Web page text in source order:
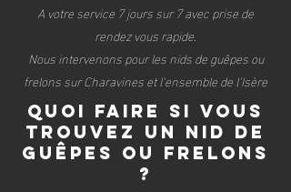
A votre service 7 jours sur 7 avec prise de
rendez vous rapide.
Nous intervenons pour les nids de guêpes ou
frelons sur Charavines et l'ensemble de l'Isère
quoi faire si vous
trouvez un nid de
guêpes ou frelons
?